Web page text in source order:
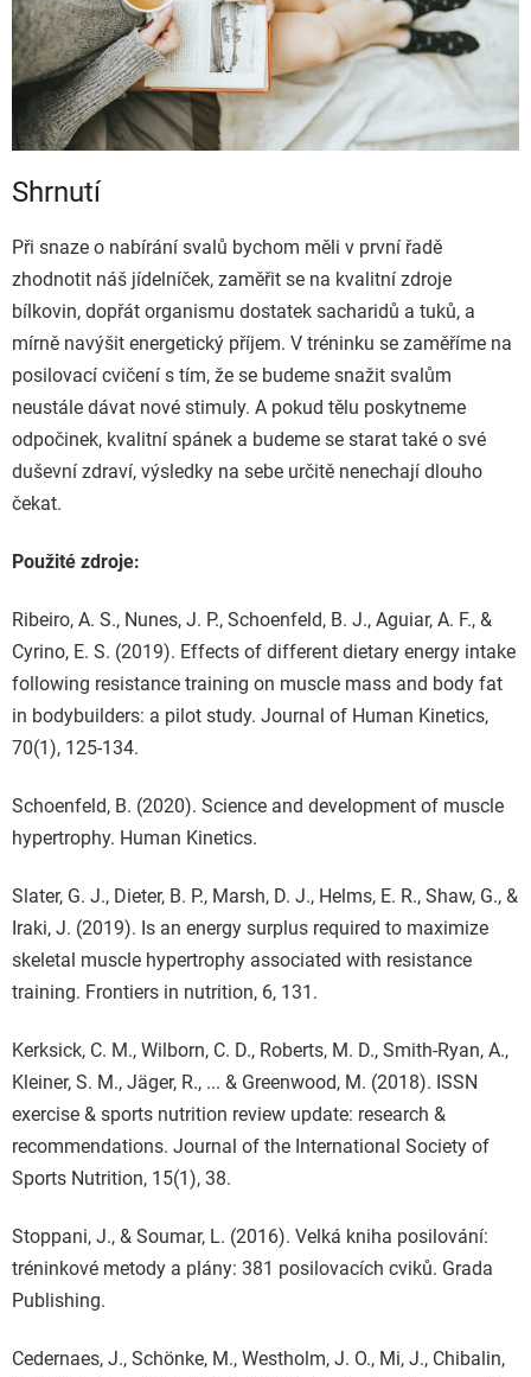
Shrnutí
Při snaze o nabírání svalů bychom měli v první řadě
zhodnotit náš jídelníček, zaměřit se na kvalitní zdroje
bílkovin, dopřát organismu dostatek sacharidů a tuků, a
mírně navýšit energetický příjem. V tréninku se zaměříme na
posilovací cvičení s tím, že se budeme snažit svalům
neustále dávat nové stimuly. A pokud tělu poskytneme
odpočinek, kvalitní spánek a budeme se starat také o své
duševní zdraví, výsledky na sebe určitě nenechají dlouho
čekat.
Použité zdroje:
Ribeiro, A. S., Nunes, J. P., Schoenfeld, B. J., Aguiar, A. F., &
Cyrino, E. S. (2019). Effects of different dietary energy intake
following resistance training on muscle mass and body fat
in bodybuilders: a pilot study. Journal of Human Kinetics,
70(1), 125-134.
Schoenfeld, B. (2020). Science and development of muscle
hypertrophy. Human Kinetics.
Slater, G. J., Dieter, B. P., Marsh, D. J., Helms, E. R., Shaw, G., &
Iraki, J. (2019). Is an energy surplus required to maximize
skeletal muscle hypertrophy associated with resistance
training. Frontiers in nutrition, 6, 131.
Kerksick, C. M., Wilborn, C. D., Roberts, M. D., Smith-Ryan, A.,
Kleiner, S. M., Jäger, R., ... & Greenwood, M. (2018). ISSN
exercise & sports nutrition review update: research &
recommendations. Journal of the International Society of
Sports Nutrition, 15(1), 38.
Stoppani, J., & Soumar, L. (2016). Velká kniha posilování:
tréninkové metody a plány: 381 posilovacích cviků. Grada
Publishing.
Cedernaes, J., Schönke, M., Westholm, J. O., Mi, J., Chibalin,